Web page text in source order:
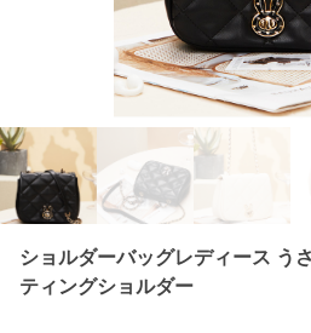
ショルダーバッグレディース う
ティングショルダー